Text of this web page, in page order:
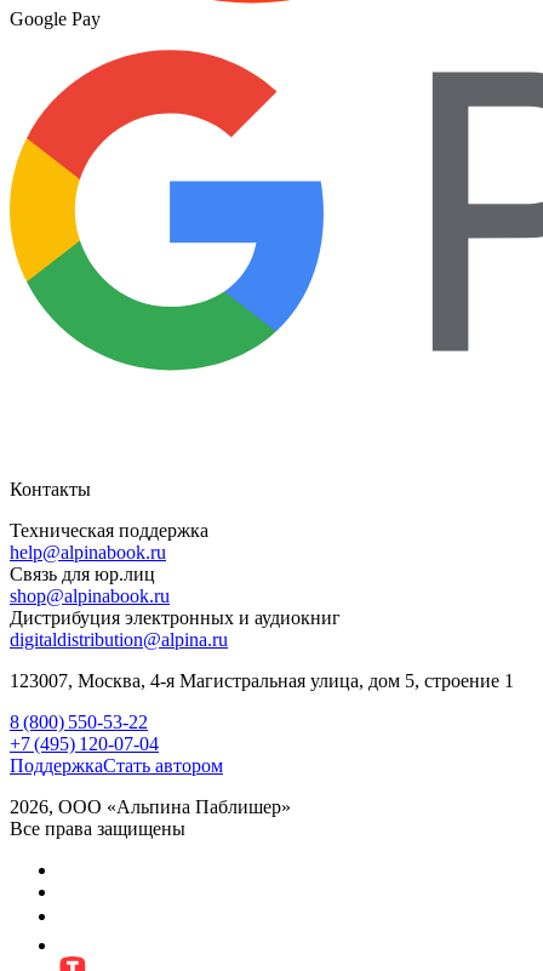
Google Pay
Контакты
Техническая поддержка
help@alpinabook.ru
Связь для юр.лиц
shop@alpinabook.ru
Дистрибуция электронных и аудиокниг
digitaldistribution@alpina.ru
123007, Москва, 4-я Магистральная улица, дом 5, строение 1
8 (800) 550-53-22
+7 (495) 120-07-04
ПоддержкаСтать автором
2026, ООО «Альпина Паблишер»
Все права защищены